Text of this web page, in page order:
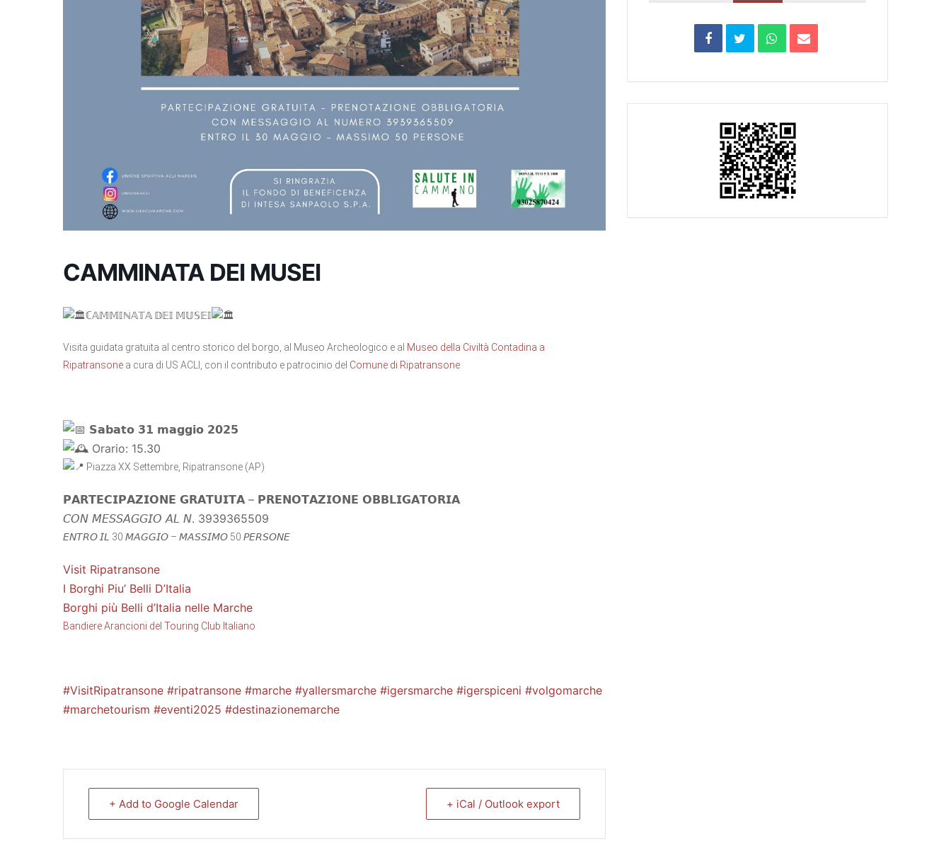
CAMMINATA DEI MUSEI
​ℂ𝔸𝕄𝕄𝕀ℕ𝔸𝕋𝔸 𝔻𝔼𝕀 𝕄𝕌𝕊𝔼𝕀​
Visita guidata gratuita al centro storico del borgo, al Museo Archeologico e al Museo della Civiltà Contadina a
Ripatransone a cura di US ACLI, con il contributo e patrocinio del Comune di Ripatransone
𝗦𝗮𝗯𝗮𝘁𝗼 𝟯𝟭 𝗺𝗮𝗴𝗴𝗶𝗼 𝟮𝟬𝟮𝟱
​ Orario: 15.30
Piazza XX Settembre, Ripatransone (AP)
𝗣𝗔𝗥𝗧𝗘𝗖𝗜𝗣𝗔𝗭𝗜𝗢𝗡𝗘 𝗚𝗥𝗔𝗧𝗨𝗜𝗧𝗔 – 𝗣𝗥𝗘𝗡𝗢𝗧𝗔𝗭𝗜𝗢𝗡𝗘 𝗢𝗕𝗕𝗟𝗜𝗚𝗔𝗧𝗢𝗥𝗜𝗔
𝘊𝘖𝘕 𝘔𝘌𝘚𝘚𝘈𝘎𝘎𝘐𝘖 𝘈𝘓 𝘕. 3939365509
𝘌𝘕𝘛𝘙𝘖 𝘐𝘓 30 𝘔𝘈𝘎𝘎𝘐𝘖 – 𝘔𝘈𝘚𝘚𝘐𝘔𝘖 50 𝘗𝘌𝘙𝘚𝘖𝘕𝘌
Visit Ripatransone
I Borghi Piu’ Belli D’Italia
Borghi più Belli d’Italia nelle Marche
Bandiere Arancioni del Touring Club Italiano
#VisitRipatransone #ripatransone #marche #yallersmarche #igersmarche #igerspiceni #volgomarche
#marchetourism #eventi2025 #destinazionemarche
+ Add to Google Calendar + iCal / Outlook export